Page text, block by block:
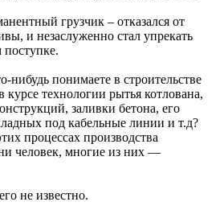
грузчик – отказался от
и незаслуженно стал упрекать
понимаете в строительстве
технологии рытья котлована,
заливки бетона, его
под кабельные линии и т.д?
процессах производства
человек, многие из них —
не известно.